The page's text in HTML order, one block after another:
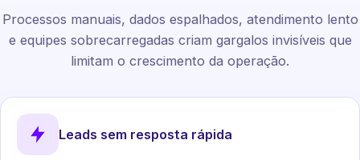
Processos manuais, dados espalhados, atendimento lento
e equipes sobrecarregadas criam gargalos invisíveis que
limitam o crescimento da operação.
Leads sem resposta rápida